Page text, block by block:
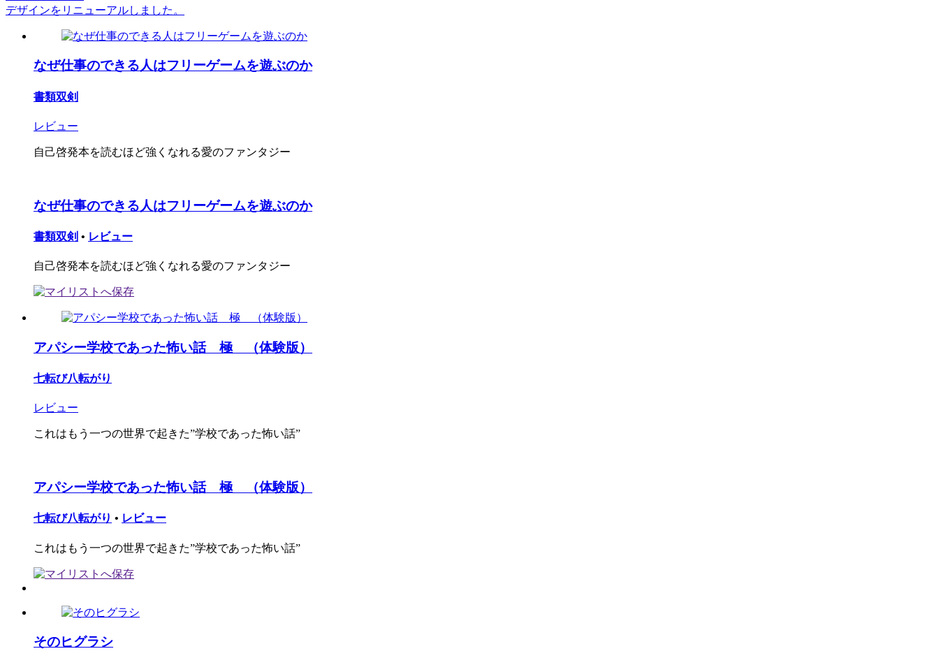
デザインをリニューアルしました。
なぜ仕事のできる人はフリーゲームを遊ぶのか
書類双剣
レビュー
自己啓発本を読むほど強くなれる愛のファンタジー
なぜ仕事のできる人はフリーゲームを遊ぶのか
書類双剣 • レビュー
自己啓発本を読むほど強くなれる愛のファンタジー
アパシー学校であった怖い話 極 （体験版）
七転び八転がり
レビュー
これはもう一つの世界で起きた”学校であった怖い話”
アパシー学校であった怖い話 極 （体験版）
七転び八転がり • レビュー
これはもう一つの世界で起きた”学校であった怖い話”
そのヒグラシ